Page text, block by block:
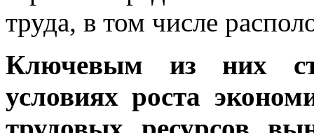
труда, в том числе
Ключевым из них
условиях роста